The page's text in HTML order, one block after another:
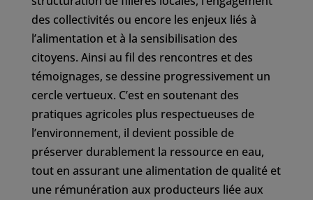
des collectivités ou encore les enjeux liés à
l’alimentation et à la sensibilisation des
citoyens. Ainsi au fil des rencontres et des
témoignages, se dessine progressivement un
cercle vertueux. C’est en soutenant des
pratiques agricoles plus respectueuses de
l’environnement, il devient possible de
préserver durablement la ressource en eau,
tout en assurant une alimentation de qualité et
une rémunération aux producteurs liée aux